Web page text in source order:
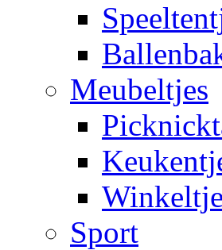
Meubeltjes
Sport